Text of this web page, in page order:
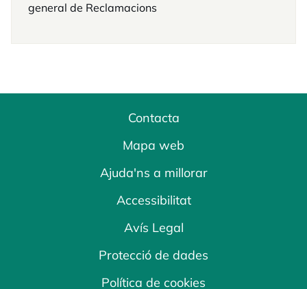
general de Reclamacions
Contacta
Mapa web
Ajuda'ns a millorar
Accessibilitat
Avís Legal
Protecció de dades
Política de cookies